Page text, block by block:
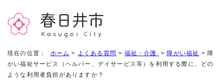
現在の位置： ホーム > よくある質問 > 福祉・介護 >障がい福祉 > 障
がい福祉サービス（ヘルパー、デイサービス等）を利用する際に、どの
ような利用者負担がありますか？